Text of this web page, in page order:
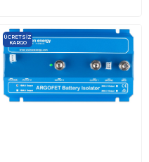
ÜCRETSIZ
KARGO